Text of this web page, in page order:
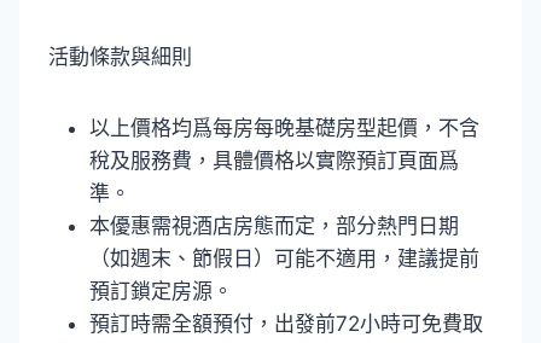
活動條款與細則
以上價格均爲每房每晚基礎房型起價，不含
稅及服務費，具體價格以實際預訂頁面爲
準。
本優惠需視酒店房態而定，部分熱門日期
（如週末、節假日）可能不適用，建議提前
預訂鎖定房源。
預訂時需全額預付，出發前72小時可免費取